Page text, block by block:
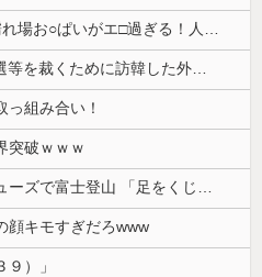
井上晴美、乳首ヘア○ードや濡れ場お○ぱいがエ□過ぎる！人生最後のラスト写真集、最高！！
韓国のサッカー協会、W杯予選等を裁くために訪韓した外国人審判を「性接待」していた……大して強くもないチームが潤沢な予算を持ってりゃそうなるわな
っ組み合い！
突破ｗｗｗ
ドイツ人男性がランニングシューズで富士登山 「足をくじいて動けない」
顔キモすぎだろwww
）」